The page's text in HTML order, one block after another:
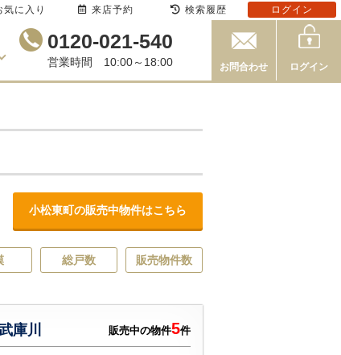
0120-021-540
営業時間 10:00～18:00 お問合わせ ログイン
小松東町の販売中物件はこちら
総戸数 販売物件数
庫川 販売中の物件5件
気に入り 来店予約 検索履歴 ログイン